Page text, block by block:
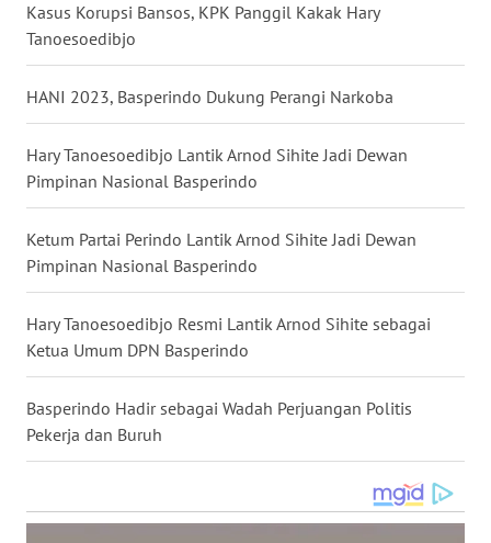
Kasus Korupsi Bansos, KPK Panggil Kakak Hary
Tanoesoedibjo
HANI 2023, Basperindo Dukung Perangi Narkoba
Hary Tanoesoedibjo Lantik Arnod Sihite Jadi Dewan
Pimpinan Nasional Basperindo
Ketum Partai Perindo Lantik Arnod Sihite Jadi Dewan
Pimpinan Nasional Basperindo
Hary Tanoesoedibjo Resmi Lantik Arnod Sihite sebagai
Ketua Umum DPN Basperindo
Basperindo Hadir sebagai Wadah Perjuangan Politis
Pekerja dan Buruh
JATENG
NUSANTARA
WN
JOGJA
WN
JATIM
WN
BALI
WN
KALBAR
KALTENG